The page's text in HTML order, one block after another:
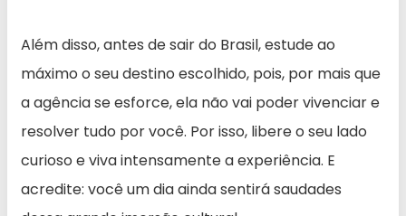
Além disso, antes de sair do Brasil, estude ao
máximo o seu destino escolhido, pois, por mais que
a agência se esforce, ela não vai poder vivenciar e
resolver tudo por você. Por isso, libere o seu lado
curioso e viva intensamente a experiência. E
acredite: você um dia ainda sentirá saudades